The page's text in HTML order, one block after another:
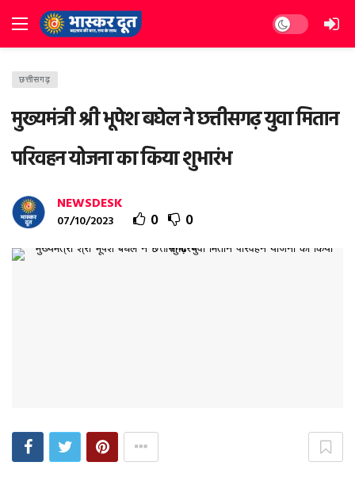
Dark mode
छत्तीसगढ़
मुख्यमंत्री श्री भूपेश बघेल ने छत्तीसगढ़ युवा मितान
परिवहन योजना का किया शुभारंभ
NEWSDESK
07/10/2023 0 0